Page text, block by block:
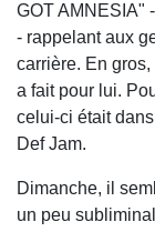
GOT AMNESIA"
- rappelant aux
carrière. En
a fait pour lui.
celui-ci était
Def Jam.
Dimanche, il
un peu